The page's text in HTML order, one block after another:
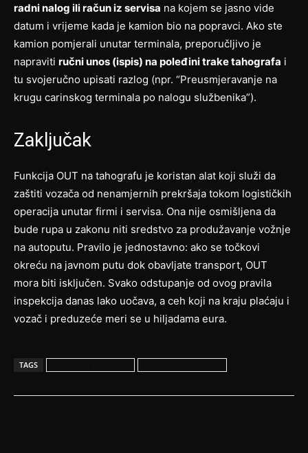
radni nalog ili račun iz servisa na kojem se jasno vide
datum i vrijeme kada je kamion bio na popravci. Ako ste
kamion pomjerali unutar terminala, preporučljivo je
napraviti ručni unos (ispis) na poleđini trake tahografa i
tu svojeručno upisati razlog (npr. “Preusmjeravanje na
krugu carinskog terminala po nalogu službenika”).
Zaključak
Funkcija OUT na tahografu je koristan alat koji služi da
zaštiti vozača od nenamjernih prekršaja tokom logističkih
operacija unutar firmi i servisa. Ona nije osmišljena da
bude rupa u zakonu niti sredstvo za produžavanje vožnje
na autoputu. Pravilo je jednostavno: ako se točkovi
okreću na javnom putu dok obavljate transport, OUT
mora biti isključen. Svako odstupanje od ovog pravila
inspekcija danas lako uočava, a ceh koji na kraju plaćaju i
vozač i preduzeće meri se u hiljadama eura.
TAGS